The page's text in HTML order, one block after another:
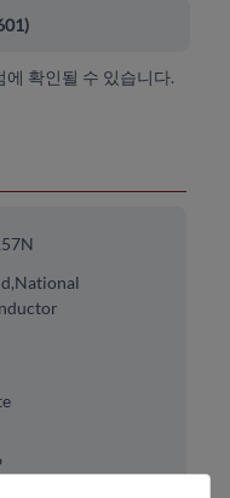
)
에 확인될 수 있습니다.